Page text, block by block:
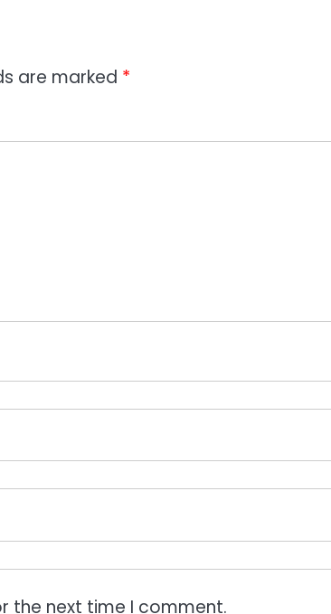
are marked *
the next time I comment.